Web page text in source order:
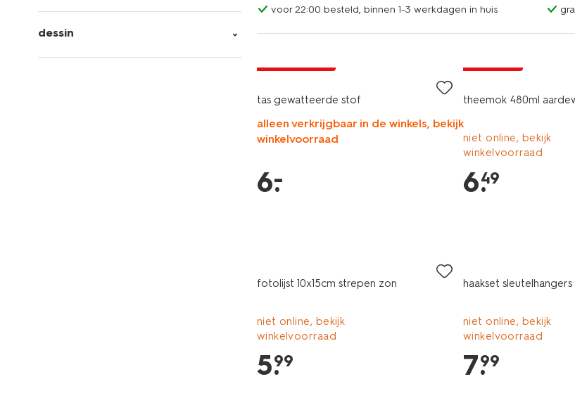
dessin
voor 22:00 besteld, binnen 1-3 werkdagen in huis
tas gewatteerde stof
alleen verkrijgbaar in de winkels, bekijk
winkelvoorraad
6.
–
theemok 480ml
niet online, bekijk
winkelvoorraad
6.
49
fotolijst 10x15cm strepen zon
niet online, bekijk
winkelvoorraad
5.
99
haakset
niet online, bekijk
winkelvoorraad
7.
99